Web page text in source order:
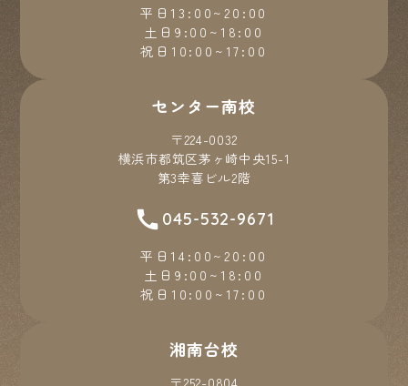
平日13:00~20:00
土日9:00~18:00
祝日10:00~17:00
センター南校
〒224-0032
横浜市都筑区茅ヶ崎中央15-1
第3幸喜ビル2階
045-532-9671
平日14:00~20:00
土日9:00~18:00
祝日10:00~17:00
湘南台校
〒252-0804